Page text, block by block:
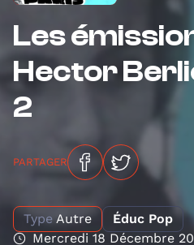
Les
Hector
2
PARTAGER
Type Autre
Éduc Pop
Mercredi 18 Décembre